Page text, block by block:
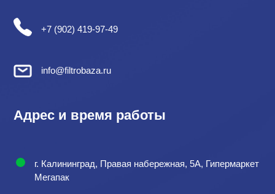
+7 (902) 419-97-49
info@filtrobaza.ru
Адрес и время работы
г. Калининград, Правая набережная, 5А, Гипермаркет
Мегапак